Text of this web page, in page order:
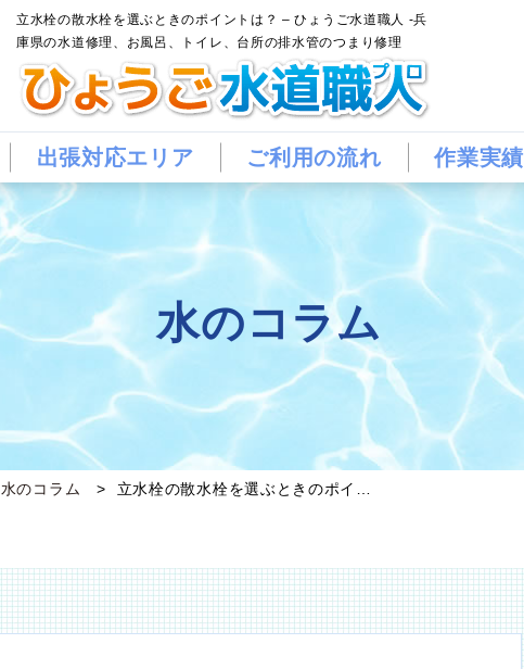
立水栓の散水栓を選ぶときのポイントは？ – ひょうご水道職人 -兵
庫県の水道修理、お風呂、トイレ、台所の排水管のつまり修理
出張対応エリア ご利用の流れ 作業実績
水のコラム
水のコラム 立水栓の散水栓を選ぶときのポイ…